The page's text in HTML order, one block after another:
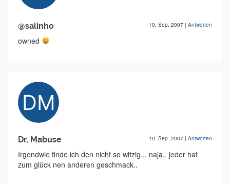
@salinho 10. Sep. 2007 | Antworten
owned
Dr, Mabuse 10. Sep. 2007 | Antworten
Irgendwie finde ich den nicht so witzig... naja.. jeder hat
zum glück nen anderen geschmack..